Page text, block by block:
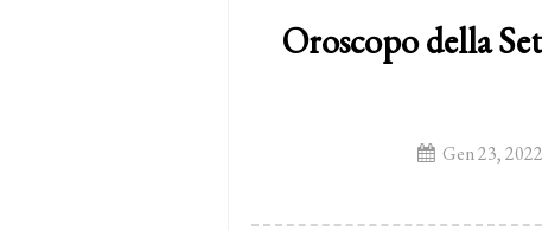
Oroscopo della
Gen 23, 2022